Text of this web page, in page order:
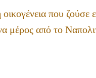
που ζούσε
μέρος από το